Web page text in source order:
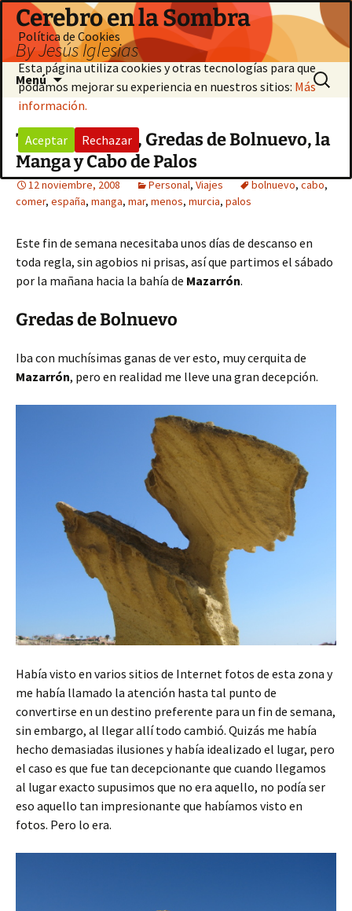
Saltar
contenido
Cerebro en la Sombra
By Jesús Iglesias
Menú Buscar:
Tour murciano, Gredas de Bolnuevo, la
Manga y Cabo de Palos
12 noviembre, 2008 Personal, Viajes bolnuevo, cabo,
comer, españa, manga, mar, menos, murcia, palos
Este fin de semana necesitaba unos días de descanso en
toda regla, sin agobios ni prisas, así que partimos el sábado
por la mañana hacia la bahía de Mazarrón.
Gredas de Bolnuevo
Iba con muchísimas ganas de ver esto, muy cerquita de
Mazarrón, pero en realidad me lleve una gran decepción.
Había visto en varios sitios de Internet fotos de esta zona y
me había llamado la atención hasta tal punto de
convertirse en un destino preferente para un fin de semana,
sin embargo, al llegar allí todo cambió. Quizás me había
hecho demasiadas ilusiones y había idealizado el lugar, pero
el caso es que fue tan decepcionante que cuando llegamos
al lugar exacto supusimos que no era aquello, no podía ser
eso aquello tan impresionante que habíamos visto en
fotos. Pero lo era.
Política de Cookies
Esta página utiliza cookies y otras tecnologías para que
podamos mejorar su experiencia en nuestros sitios: Más
información.
Aceptar Rechazar